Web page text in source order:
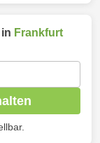
Frankfurt